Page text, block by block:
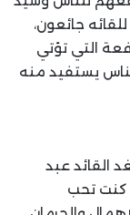
جائعون،
التي تؤتي
يستفيد منه
القائد عبد
كنت تحب